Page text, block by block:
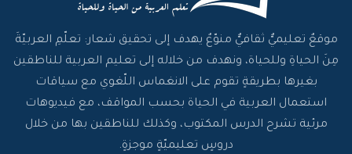
موقعٌ تعليميٌّ ثقافيٌّ منوّعٌ يهدف إلى تحقيق شعار: تعلّمِ العربيّةَ
مِنَ الحياةِ وللحياة، ونهدف من خلاله إلى تعليم العربية للناطقين
بغيرها بطريقةٍ تقوم على الانغماس اللّغوي مع سياقات
استعمال العربية في الحياة بحسب المواقف، مع فيديوهات
مرئية تشرح الدرس المكتوب، وكذلك للناطقين بها من خلال
دروسٍ تعليميّةٍ موجزةٍ.